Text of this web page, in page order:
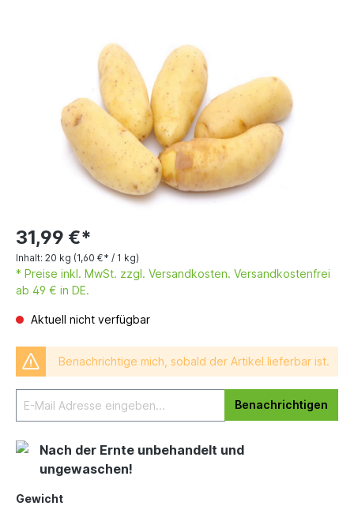
31,99 €*
Inhalt: 20 kg (1,60 €* / 1 kg)
* Preise inkl. MwSt. zzgl. Versandkosten. Versandkostenfrei
ab 49 € in DE.
Aktuell nicht verfügbar
Benachrichtige mich, sobald der Artikel lieferbar ist.
Benachrichtigen
Nach der Ernte unbehandelt und
ungewaschen!
Gewicht